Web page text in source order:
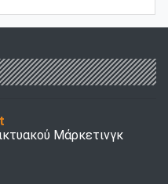
Μάρκετινγκ